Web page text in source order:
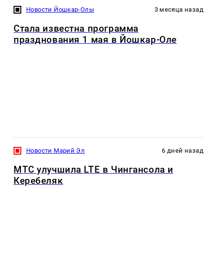
Новости Йошкар-Олы 3 месяца назад
Стала известна программа
празднования 1 мая в Йошкар-Оле
Новости Марий Эл 6 дней назад
МТС улучшила LTE в Чингансола и
Керебеляк